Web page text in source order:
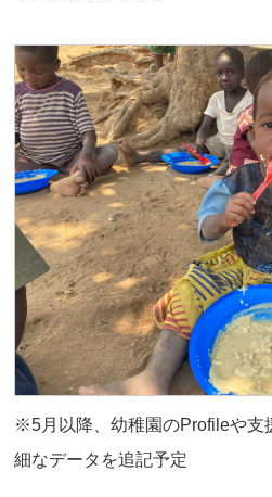
※5月以降、幼稚園のProfileや支
細なデータを追記予定